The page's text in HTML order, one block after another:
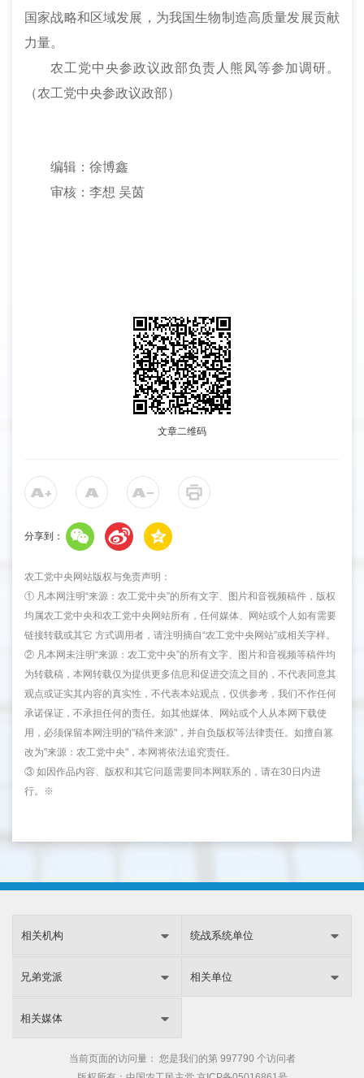
国家战略和区域发展，为我国生物制造高质量发展贡献
力量。
农工党中央参政议政部负责人熊凤等参加调研。
（农工党中央参政议政部）
编辑：徐博鑫
审核：李想 吴茵
文章二维码
分享到：
农工党中央网站版权与免责声明：
① 凡本网注明“来源：农工党中央”的所有文字、图片和音视频稿件，版权
均属农工党中央和农工党中央网站所有，任何媒体、网站或个人如有需要
链接转载或其它 方式调用者，请注明摘自“农工党中央网站”或相关字样。
② 凡本网未注明“来源：农工党中央”的所有文字、图片和音视频等稿件均
为转载稿，本网转载仅为提供更多信息和促进交流之目的，不代表同意其
观点或证实其内容的真实性，不代表本站观点，仅供参考，我们不作任何
承诺保证，不承担任何的责任。如其他媒体、网站或个人从本网下载使
用，必须保留本网注明的"稿件来源"，并自负版权等法律责任。如擅自篡
改为"来源：农工党中央"，本网将依法追究责任。
③ 如因作品内容、版权和其它问题需要同本网联系的，请在30日内进
行。※
相关机构 统战系统单位
兄弟党派 相关单位
相关媒体
当前页面的访问量： 您是我们的第 997790 个访问者